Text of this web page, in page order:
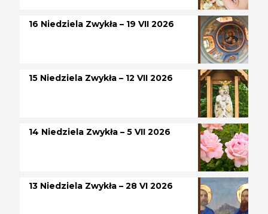
16 Niedziela Zwykła – 19 VII 2026
15 Niedziela Zwykła – 12 VII 2026
14 Niedziela Zwykła – 5 VII 2026
13 Niedziela Zwykła – 28 VI 2026